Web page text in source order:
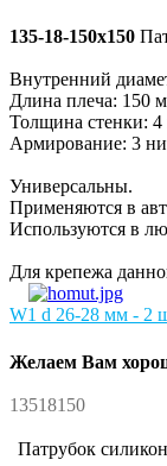
135-18-150x150
Внутренний
Длина плеча: 150
Толщина стенки:
Армирование: 3
Универсальны.
Применяются в
Используются в
Для крепежа
W1 d 26-28 мм - 2
Желаем Вам
13518150
Патрубок